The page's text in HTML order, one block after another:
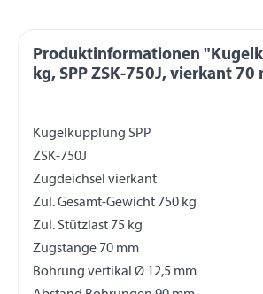
Produktinformationen
kg, SPP ZSK-750J, vierkant 70
Kugelkupplung SPP
ZSK-750J
Zugdeichsel vierkant
Zul. Gesamt-Gewicht 750 kg
Zul. Stützlast 75 kg
Zugstange 70 mm
Bohrung vertikal Ø 12,5 mm